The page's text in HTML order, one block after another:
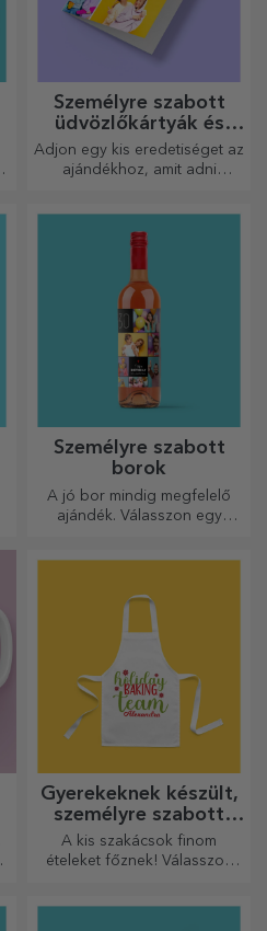
Személyre szabott
üdvözlőkártyák és
képeslapok
Adjon egy kis eredetiséget az
ajándékhoz, amit adni
szabott kártyával vagy
üdvözlőkártyával.
Személyre szabott
borok
A jó bor mindig megfelelő
ajándék. Válasszon egy
Gyerekeknek készült,
személyre szabott
rövidnadrágok
A kis szakácsok finom
ételeket főznek! Válasszon